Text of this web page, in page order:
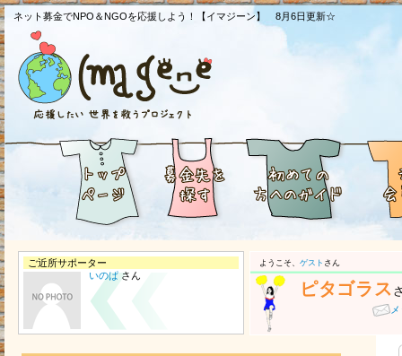
ネット募金でNPO＆NGOを応援しよう！【イマジーン】 8月6日更新☆
ご近所サポーター
いのぱさん
ようこそ、 ゲスト さん
ピタゴラス